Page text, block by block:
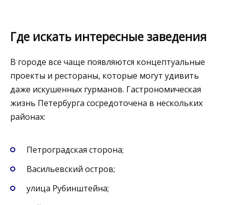
Где искать интересные заведения
В городе все чаще появляются концептуальные
проекты и рестораны, которые могут удивить
даже искушенных гурманов. Гастрономическая
жизнь Петербурга сосредоточена в нескольких
районах:
Петроградская сторона;
Васильевский остров;
улица Рубинштейна;